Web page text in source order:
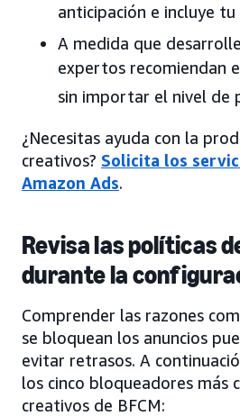
anticipación e incluye
A medida que
expertos recomiendan
sin importar el nivel de
¿Necesitas ayuda con la
creativos? Solicita los
Amazon Ads.
Revisa las políticas
durante la
Comprender las razones
se bloquean los anuncios
evitar retrasos. A
los cinco bloqueadores más
creativos de BFCM: